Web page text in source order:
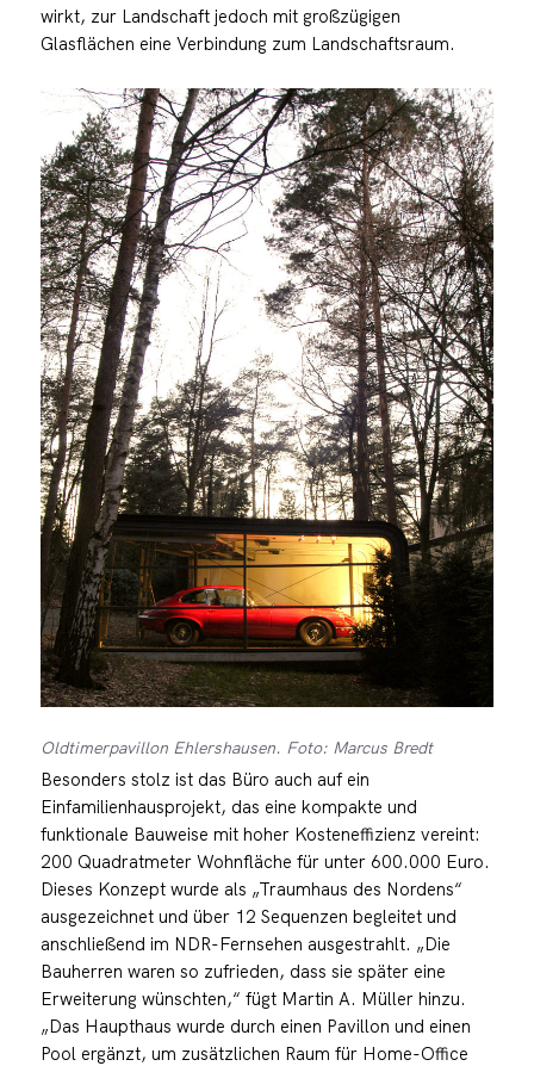
wirkt, zur Landschaft jedoch mit großzügigen
Glasflächen eine Verbindung zum Landschaftsraum.
Oldtimerpavillon Ehlershausen. Foto: Marcus Bredt
Besonders stolz ist das Büro auch auf ein
Einfamilienhausprojekt, das eine kompakte und
funktionale Bauweise mit hoher Kosteneffizienz vereint:
200 Quadratmeter Wohnfläche für unter 600.000 Euro.
Dieses Konzept wurde als „Traumhaus des Nordens“
ausgezeichnet und über 12 Sequenzen begleitet und
anschließend im NDR-Fernsehen ausgestrahlt. „Die
Bauherren waren so zufrieden, dass sie später eine
Erweiterung wünschten,“ fügt Martin A. Müller hinzu.
„Das Haupthaus wurde durch einen Pavillon und einen
Pool ergänzt, um zusätzlichen Raum für Home-Office